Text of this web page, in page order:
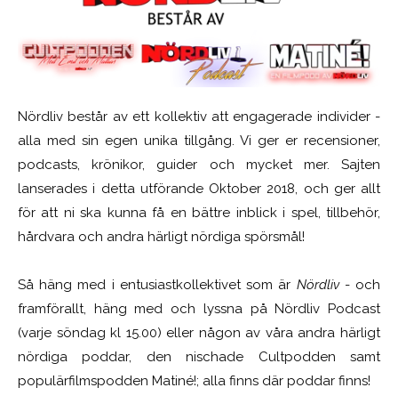
Nördliv består av ett kollektiv att engagerade individer -
alla med sin egen unika tillgång. Vi ger er recensioner,
podcasts, krönikor, guider och mycket mer. Sajten
lanserades i detta utförande Oktober 2018, och ger allt
för att ni ska kunna få en bättre inblick i spel, tillbehör,
hårdvara och andra härligt nördiga spörsmål!
Så häng med i entusiastkollektivet som är Nördliv- och
framförallt, häng med och lyssna på Nördliv Podcast
(varje söndag kl 15.00) eller någon av våra andra härligt
nördiga poddar, den nischade Cultpodden samt
populärfilmspodden Matiné!; alla finns där poddar finns!